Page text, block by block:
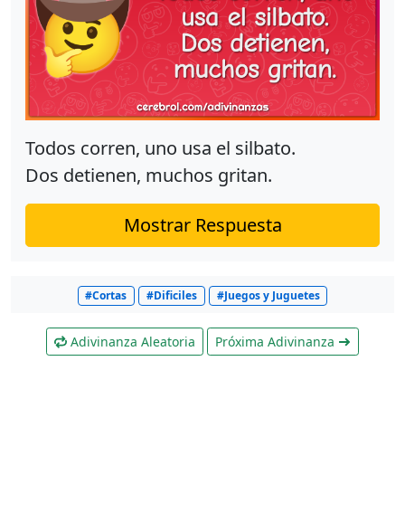
Todos corren, uno usa el silbato.
Dos detienen, muchos gritan.
Mostrar Respuesta
#Cortas #Dificiles #Juegos y Juguetes
Adivinanza Aleatoria Próxima Adivinanza